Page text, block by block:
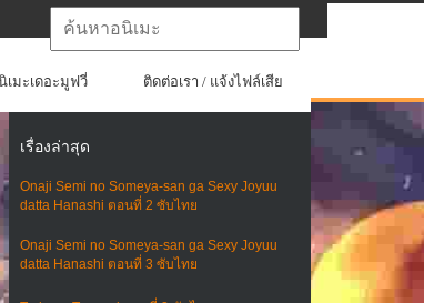
เมะเดอะมูฟวี่ ติดต่อเรา / แจ้งไฟล์เสีย
เรื่องล่าสุด
Onaji Semi no Someya-san ga Sexy Joyuu
datta Hanashi ตอนที่ 2 ซับไทย
Onaji Semi no Someya-san ga Sexy Joyuu
datta Hanashi ตอนที่ 3 ซับไทย